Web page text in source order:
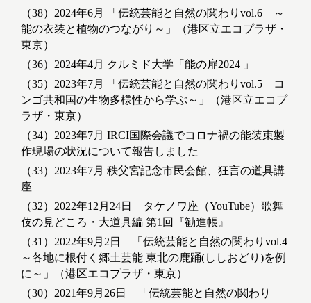
（38）2024年6月 「伝統芸能と自然の関わりvol.6 ～
能の衣装と植物のつながり～」（港区立エコプラザ・
東京）
（36）2024年4月 クルミド大学「能の扉2024 」
（35）2023年7月 「伝統芸能と自然の関わりvol.5 コ
ンゴ共和国の生物多様性から学ぶ～」（港区立エコプ
ラザ・東京）
（34）2023年7月 IRCI国際会議でコロナ禍の能装束製
作現場の状況について報告しました
（33）2023年7月 秩父宮記念市民会館、狂言の道具講
座
（32）2022年12月24日 タケノワ座（YouTube）歌舞
伎の見どころ・大道具編 第1回『勧進帳』
（31）2022年9月2日 「伝統芸能と自然の関わりvol.4
～各地に根付く郷土芸能 東北の鹿踊(ししおどり)を例
に～」（港区エコプラザ・東京）
（30）2021年9月26日 「伝統芸能と自然の関わり